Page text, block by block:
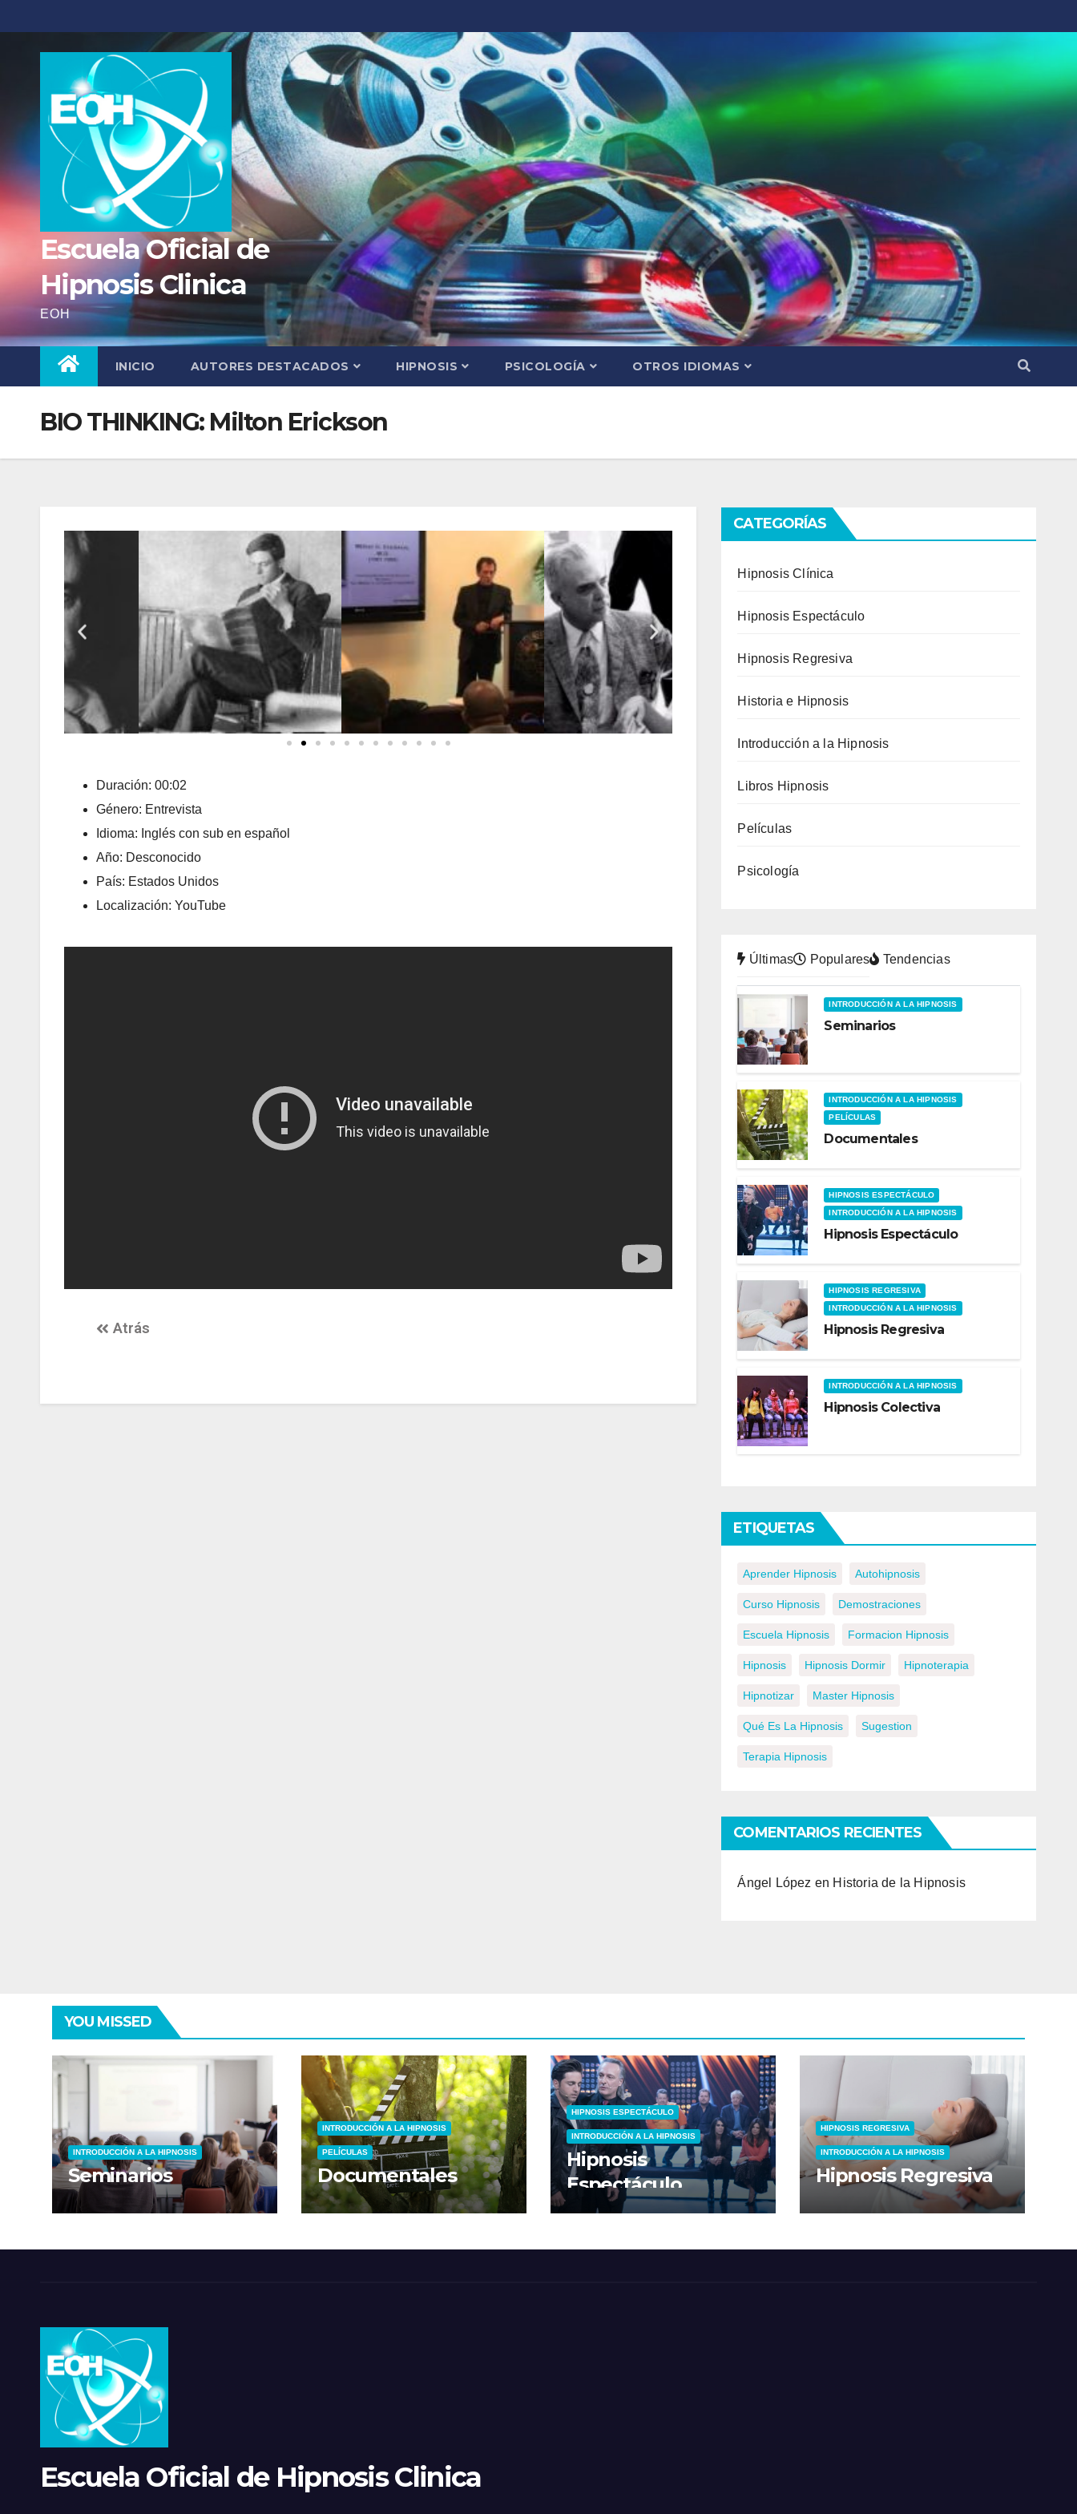
Escuela Oficial de
Hipnosis Clinica
EOH
INICIO AUTORES DESTACADOS HIPNOSIS PSICOLOGÍA OTROS IDIOMAS
BIO THINKING: Milton Erickson
Duración: 00:02
Género: Entrevista
Idioma: Inglés con sub en español
Año: Desconocido
País: Estados Unidos
Localización: YouTube
Atrás
CATEGORÍAS
Hipnosis Clínica
Hipnosis Espectáculo
Hipnosis Regresiva
Historia e Hipnosis
Introducción a la Hipnosis
Libros Hipnosis
Películas
Psicología
Últimas Populares Tendencias
INTRODUCCIÓN A LA HIPNOSIS
Seminarios
INTRODUCCIÓN A LA HIPNOSIS
PELÍCULAS
Documentales
HIPNOSIS ESPECTÁCULO
INTRODUCCIÓN A LA HIPNOSIS
Hipnosis Espectáculo
HIPNOSIS REGRESIVA
INTRODUCCIÓN A LA HIPNOSIS
Hipnosis Regresiva
INTRODUCCIÓN A LA HIPNOSIS
Hipnosis Colectiva
ETIQUETAS
Aprender Hipnosis Autohipnosis
Curso Hipnosis Demostraciones
Escuela Hipnosis Formacion Hipnosis
Hipnosis Hipnosis Dormir Hipnoterapia
Hipnotizar Master Hipnosis
Qué Es La Hipnosis Sugestion
Terapia Hipnosis
COMENTARIOS RECIENTES
Ángel López en Historia de la Hipnosis
YOU MISSED
INTRODUCCIÓN A LA HIPNOSIS
Seminarios
INTRODUCCIÓN A LA HIPNOSIS
PELÍCULAS
Documentales
HIPNOSIS ESPECTÁCULO
INTRODUCCIÓN A LA HIPNOSIS
Hipnosis
Espectáculo
HIPNOSIS REGRESIVA
INTRODUCCIÓN A LA HIPNOSIS
Hipnosis Regresiva
Escuela Oficial de Hipnosis Clinica